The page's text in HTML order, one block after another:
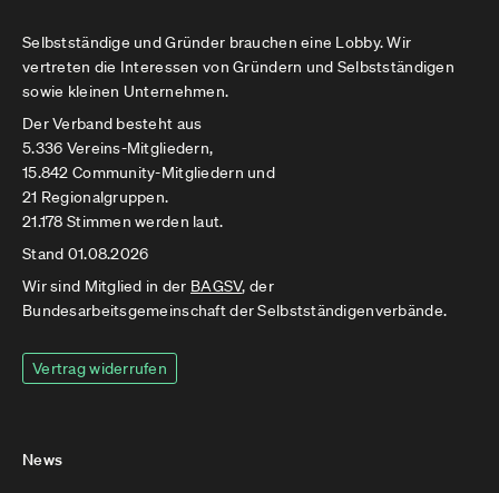
Selbstständige und Gründer brauchen eine Lobby. Wir
vertreten die Interessen von Gründern und Selbstständigen
sowie kleinen Unternehmen.
Der Verband besteht aus
5.336 Vereins-Mitgliedern,
15.842 Community-Mitgliedern und
21 Regionalgruppen.
21.178 Stimmen werden laut.
Stand 01.08.2026
Wir sind Mitglied in der BAGSV, der
Bundesarbeitsgemeinschaft der Selbstständigenverbände.
Vertrag widerrufen
News